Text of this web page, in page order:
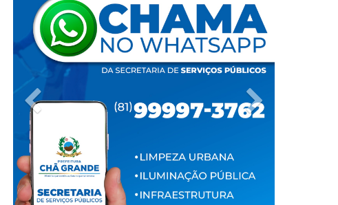
Previous